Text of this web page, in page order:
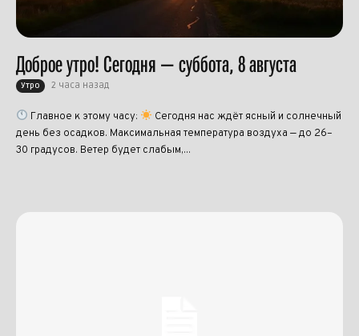
Доброе утро! Сегодня — суббота, 8 августа
Утро 2 часа назад
Главное к этому часу:
Сегодня нас ждёт ясный и солнечный
день без осадков. Максимальная температура воздуха — до 26–
30 градусов. Ветер будет слабым,...